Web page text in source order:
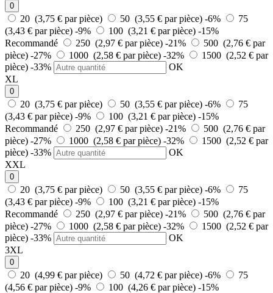
0
20 (3,75 € par pièce) 50 (3,55 € par pièce) -6%
75
(3,43 € par pièce) -9% 100 (3,21 € par pièce) -15%
Recommandé
250 (2,97 € par pièce) -21%
500 (2,76 € par
pièce) -27% 1000 (2,58 € par pièce) -32%
1500 (2,52 € par
pièce) -33%
OK
XL
0
20 (3,75 € par pièce) 50 (3,55 € par pièce) -6%
75
(3,43 € par pièce) -9% 100 (3,21 € par pièce) -15%
Recommandé
250 (2,97 € par pièce) -21%
500 (2,76 € par
pièce) -27% 1000 (2,58 € par pièce) -32%
1500 (2,52 € par
pièce) -33%
OK
XXL
0
20 (3,75 € par pièce) 50 (3,55 € par pièce) -6%
75
(3,43 € par pièce) -9% 100 (3,21 € par pièce) -15%
Recommandé
250 (2,97 € par pièce) -21%
500 (2,76 € par
pièce) -27% 1000 (2,58 € par pièce) -32%
1500 (2,52 € par
pièce) -33%
OK
3XL
0
20 (4,99 € par pièce) 50 (4,72 € par pièce) -6%
75
(4,56 € par pièce) -9% 100 (4,26 € par pièce) -15%